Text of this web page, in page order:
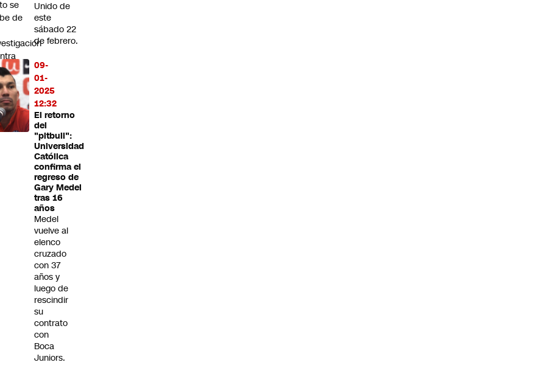
Unido de
este
sábado 22
de febrero.
09-
01-
2025
12:32
El retorno
del
"pitbull":
Universidad
Católica
confirma el
regreso de
Gary Medel
tras 16
años
Medel
vuelve al
elenco
cruzado
con 37
años y
luego de
rescindir
su
contrato
con
Boca
Juniors.
se
de